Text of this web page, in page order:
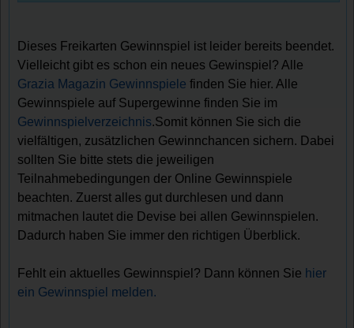
Dieses Freikarten Gewinnspiel ist leider bereits beendet.
Vielleicht gibt es schon ein neues Gewinspiel? Alle
Grazia Magazin Gewinnspiele finden Sie hier. Alle
Gewinnspiele auf Supergewinne finden Sie im
Gewinnspielverzeichnis.Somit können Sie sich die
vielfältigen, zusätzlichen Gewinnchancen sichern. Dabei
sollten Sie bitte stets die jeweiligen
Teilnahmebedingungen der Online Gewinnspiele
beachten. Zuerst alles gut durchlesen und dann
mitmachen lautet die Devise bei allen Gewinnspielen.
Dadurch haben Sie immer den richtigen Überblick.
Fehlt ein aktuelles Gewinnspiel? Dann können Sie hier
ein Gewinnspiel melden.